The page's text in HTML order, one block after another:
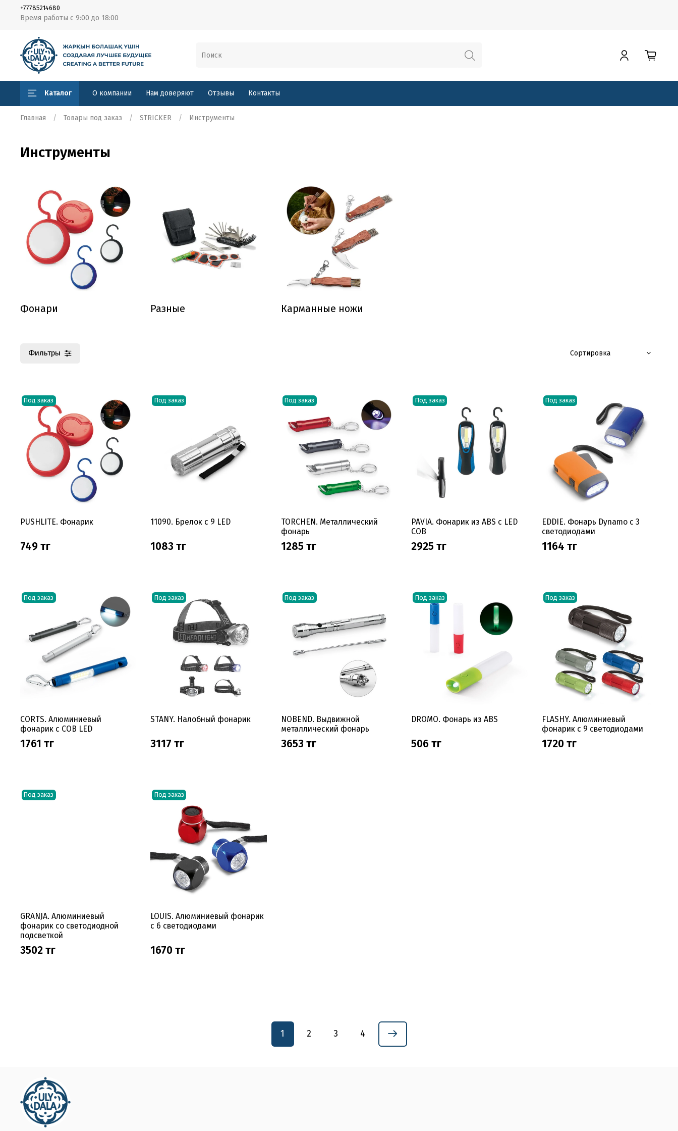
Время работы с 9:00 до 18:00
+77785214680
Каталог О компании Нам доверяют Отзывы Контакты
Главная Товары под заказ STRICKER Инструменты
Инструменты
Фонари Разные Карманные ножи
Фильтры
Под заказ
PUSHLITE. Фонарик
749 тг
Под заказ
11090. Брелок с 9 LED
1083 тг
Под заказ
TORCHEN. Металлический
фонарь
1285 тг
Под заказ
PAVIA. Фонарик из ABS с LED
COB
2925 тг
Под заказ
EDDIE. Фонарь Dynamo с 3
светодиодами
1164 тг
Под заказ
CORTS. Алюминиевый
фонарик с COB LED
1761 тг
Под заказ
STANY. Налобный фонарик
3117 тг
Под заказ
NOBEND. Выдвижной
металлический фонарь
3653 тг
Под заказ
DROMO. Фонарь из ABS
506 тг
Под заказ
FLASHY. Алюминиевый
фонарик с 9 светодиодами
1720 тг
Под заказ
GRANJA. Алюминиевый
фонарик со светодиодной
подсветкой
3502 тг
Под заказ
LOUIS. Алюминиевый фонарик
с 6 светодиодами
1670 тг
1 2 3 4